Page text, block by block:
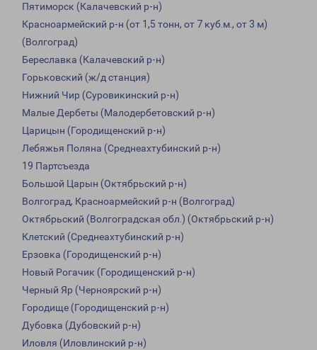
Пятиморск (Калачевский р-н)
Красноармейский р-н (от 1,5 тонн, от 7 куб.м., от 3 м)
(Волгоград)
Береславка (Калачевский р-н)
Горьковский (ж/д станция)
Нижний Чир (Суровикинский р-н)
Малые Дербеты (Малодербетовский р-н)
Царицын (Городищенский р-н)
Лебяжья Поляна (Среднеахтубинский р-н)
19 Партсъезда
Большой Царын (Октябрьский р-н)
Волгоград, Красноармейский р-н (Волгоград)
Октябрьский (Волгоградская обл.) (Октябрьский р-н)
Клетский (Среднеахтубинский р-н)
Ерзовка (Городищенский р-н)
Новый Рогачик (Городищенский р-н)
Черный Яр (Черноярский р-н)
Городище (Городищенский р-н)
Дубовка (Дубовский р-н)
Иловля (Иловлинский р-н)